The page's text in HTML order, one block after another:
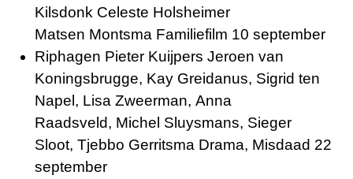
Kilsdonk Celeste Holsheimer
Matsen Montsma Familiefilm 10 september
Riphagen Pieter Kuijpers Jeroen van
Koningsbrugge, Kay Greidanus, Sigrid ten
Napel, Lisa Zweerman, Anna
Raadsveld, Michel Sluysmans, Sieger
Sloot, Tjebbo Gerritsma Drama, Misdaad 22
september